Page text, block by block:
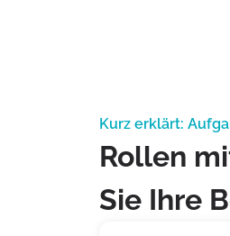
Kurz erklärt:
Rollen
Sie Ihre